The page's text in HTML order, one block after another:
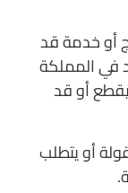
أو خدمة قد
في المملكة
يقطع أو قد
أو يتطلب